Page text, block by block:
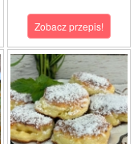
Zobacz przepis!